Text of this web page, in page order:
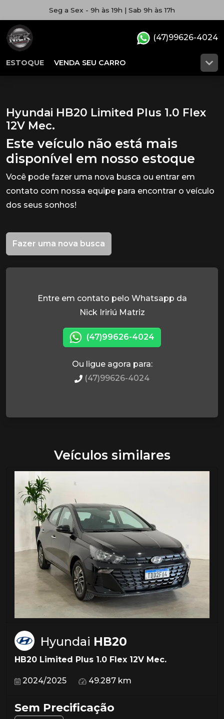
Seg a Sex - 9h às 19h | Sab 9h às 17h
ESTOQUE VENDA SEU CARRO
(47)99626-4024
Hyundai HB20 Limited Plus 1.0 Flex
12V Mec.
Este veículo não está mais
disponível em nosso estoque
Você pode fazer uma nova busca ou entrar em
contato com nossa equipe para encontrar o veículo
dos seus sonhos!
Fazer uma nova busca
Entre em contato pelo Whatsapp da
Nick Iririú Matriz
(47)99626-4024
Ou ligue agora para:
(47)99626-4024
Veículos similares
Hyundai HB20
HB20 Limited Plus 1.0 Flex 12V Mec.
2024/2025 49.287 km
Sem Precificação